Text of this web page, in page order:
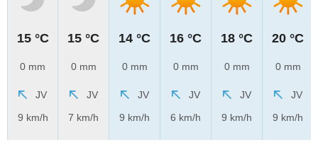
15 °C
0 mm
JV
9 km/h
15 °C
0 mm
JV
7 km/h
14 °C
0 mm
JV
9 km/h
16 °C
0 mm
JV
6 km/h
18 °C
0 mm
JV
9 km/h
20 °C
0 mm
JV
9 km/h